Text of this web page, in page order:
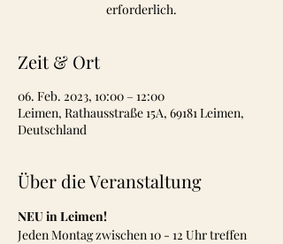
erforderlich.
Zeit & Ort
06. Feb. 2023, 10:00 – 12:00
Leimen, Rathausstraße 15A, 69181 Leimen,
Deutschland
Über die Veranstaltung
NEU in Leimen!
Jeden Montag zwischen 10 - 12 Uhr treffen